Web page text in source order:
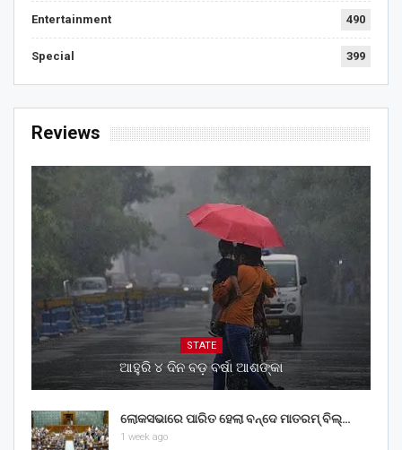
Entertainment 490
Special 399
Reviews
STATE
ଆହୁରି ୪ ଦିନ ବଡ଼ ବର୍ଷା ଆଶଙ୍କା
ଲୋକସଭାରେ ପାରିତ ହେଲା ବନ୍ଦେ ମାତରମ୍‌ ବିଲ୍‌…
1 week ago